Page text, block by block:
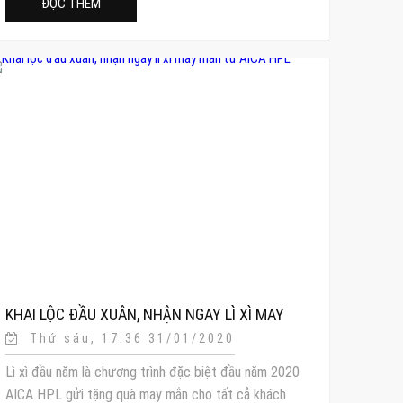
ĐỌC THÊM
KHAI LỘC ĐẦU XUÂN, NHẬN NGAY LÌ XÌ MAY
MẮN TỪ AICA HPL
Thứ sáu, 17:36 31/01/2020
Lì xì đầu năm là chương trình đặc biệt đầu năm 2020
AICA HPL gửi tặng quà may mắn cho tất cả khách